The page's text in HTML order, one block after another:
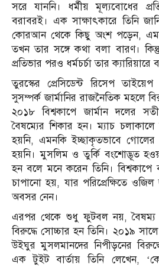
সরে যাননি। ধর্মীয় মূল্যবোধের
বরাবরই। এক সাক্ষাৎকারে তিনি
কোরআন থেকে কিছু অংশ পড়েন,
তখন তার সঙ্গে কথা বলা বারণ।
প্রতিভার পরও ধর্মচর্চা তার ক্যারিয়ারে
তুরস্কের প্রেসিডেন্ট রিসেপ
সুসম্পর্ক জার্মানির রাজনৈতিক মহলে
২০১৮ বিশ্বকাপে জার্মান দলের
বৈষম্যের শিকার হন। ম্যাচ
হয়নি, এমনকি ইচ্ছাকৃতভাবে
হয়নি। মুসলিম ও তুর্কি বংশোদ্ভূত
হন বলে মনে করেন তিনি। বিশ্বকাপে
চাপানো হয়, যার পরিপ্রেক্ষিতে
অবসর নেন।
এরপর থেকে শুধু ফুটবল নয়, বৈষম্য
বিরুদ্ধে সোচ্চার হন তিনি। ২০১৯
উইঘুর মুসলমানদের নিপীড়নের
এক টুইট বার্তায় তিনি লেখেন,